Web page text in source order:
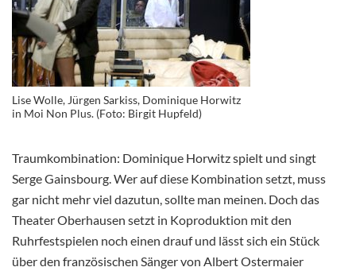
Lise Wolle, Jürgen Sarkiss, Dominique Horwitz
in Moi Non Plus. (Foto: Birgit Hupfeld)
Traumkombination: Dominique Horwitz spielt und singt
Serge Gainsbourg. Wer auf diese Kombination setzt, muss
gar nicht mehr viel dazutun, sollte man meinen. Doch das
Theater Oberhausen setzt in Koproduktion mit den
Ruhrfestspielen noch einen drauf und lässt sich ein Stück
über den französischen Sänger von Albert Ostermaier